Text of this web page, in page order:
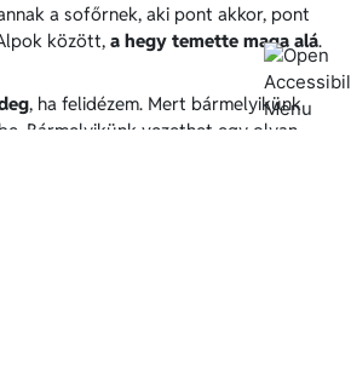
a sofőrnek, aki pont akkor, pont
között, a hegy temette maga alá.
, ha felidézem. Mert bármelyikünk
Bármelyikünk vezethet egy olyan